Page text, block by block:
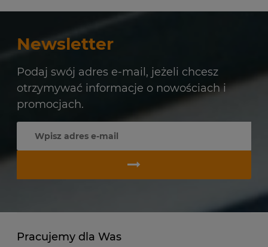
Newsletter
Podaj swój adres e-mail, jeżeli chcesz
otrzymywać informacje o nowościach i
promocjach.
Pracujemy dla Was